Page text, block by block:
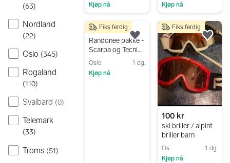
(63)
Nordland
(22)
Oslo (345)
Rogaland
(110)
Svalbard (0)
Telemark
(33)
Troms (51)
Kjøp nå
Kjøp nå
19 500 kr
Randonee pakke -
Scarpa og Tecnica
toppturstøvler +
carving ski med
bindinger
Oslo
1 dg.
Kjøp nå
Fiks ferdig
Legg til som favoritt.
100 kr
ski briller / alpint
briller barn
Os
1 dg.
Kjøp nå
Fiks ferdig